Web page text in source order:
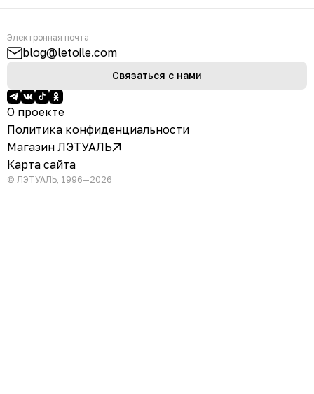
Электронная почта
blog@letoile.com
Связаться с нами
О проекте
Политика конфиденциальности
Магазин ЛЭТУАЛЬ
Карта сайта
© ЛЭТУАЛЬ, 1996—2026